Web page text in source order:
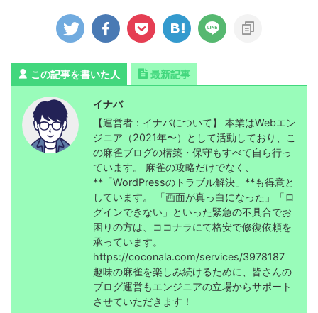
この記事を書いた人 最新記事
イナバ
【運営者：イナバについて】 本業はWebエン
ジニア（2021年〜）として活動しており、こ
の麻雀ブログの構築・保守もすべて自ら行っ
ています。 麻雀の攻略だけでなく、
**「WordPressのトラブル解決」**も得意と
しています。 「画面が真っ白になった」「ロ
グインできない」といった緊急の不具合でお
困りの方は、ココナラにて格安で修復依頼を
承っています。
https://coconala.com/services/3978187
趣味の麻雀を楽しみ続けるために、皆さんの
ブログ運営もエンジニアの立場からサポート
させていただきます！